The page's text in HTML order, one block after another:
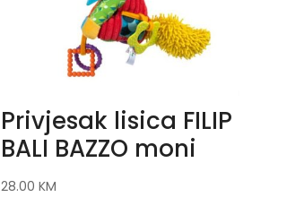
Privjesak lisica FILIP
BALI BAZZO moni
28.00KM